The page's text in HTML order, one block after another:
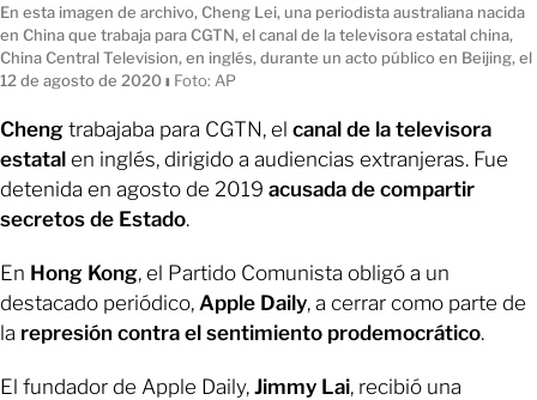
En esta imagen de archivo, Cheng Lei, una periodista australiana nacida
en China que trabaja para CGTN, el canal de la televisora estatal china,
China Central Television, en inglés, durante un acto público en Beijing, el
12 de agosto de 2020ı Foto: AP
Cheng trabajaba para CGTN, el canal de la televisora
estatal en inglés, dirigido a audiencias extranjeras. Fue
detenida en agosto de 2019 acusada de compartir
secretos de Estado.
En Hong Kong, el Partido Comunista obligó a un
destacado periódico, Apple Daily, a cerrar como parte de
la represión contra el sentimiento prodemocrático.
El fundador de Apple Daily, Jimmy Lai, recibió una